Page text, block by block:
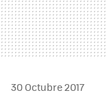
30 Octubre 2017